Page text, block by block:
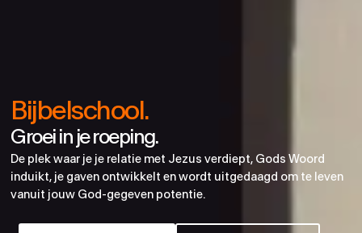
Bijbelschool.
Groei in je roeping.
De plek waar je je relatie met Jezus verdiept, Gods Woord
induikt, je gaven ontwikkelt en wordt uitgedaagd om te leven
vanuit jouw God-gegeven potentie.